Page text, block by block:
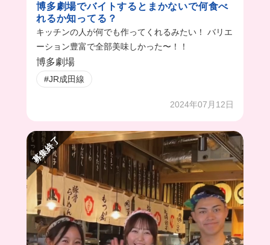
博多劇場でバイトするとまかないで何食べ
れるか知ってる？
キッチンの人が何でも作ってくれるみたい！ バリエ
ーション豊富で全部美味しかった〜！！
博多劇場
#JR成田線
2024年07月12日
募集終了